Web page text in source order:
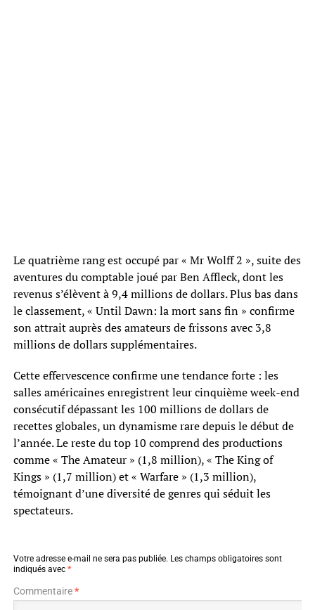
Le quatrième rang est occupé par « Mr Wolff 2 », suite des
aventures du comptable joué par Ben Affleck, dont les
revenus s’élèvent à 9,4 millions de dollars. Plus bas dans
le classement, « Until Dawn: la mort sans fin » confirme
son attrait auprès des amateurs de frissons avec 3,8
millions de dollars supplémentaires.
Cette effervescence confirme une tendance forte : les
salles américaines enregistrent leur cinquième week-end
consécutif dépassant les 100 millions de dollars de
recettes globales, un dynamisme rare depuis le début de
l’année. Le reste du top 10 comprend des productions
comme « The Amateur » (1,8 million), « The King of
Kings » (1,7 million) et « Warfare » (1,3 million),
témoignant d’une diversité de genres qui séduit les
spectateurs.
Votre adresse e-mail ne sera pas publiée. Les champs obligatoires sont
indiqués avec *
Commentaire*